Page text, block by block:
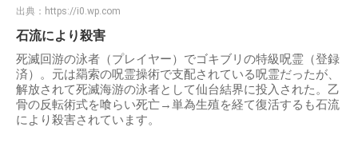
出典： https://i0.wp.com
石流により殺害
死滅回游の泳者（プレイヤー）でゴキブリの特級呪霊（登録
済）。元は羂索の呪霊操術で支配されている呪霊だったが、
解放されて死滅海游の泳者として仙台結界に投入された。乙
骨の反転術式を喰らい死亡→単為生殖を経て復活するも石流
により殺害されています。